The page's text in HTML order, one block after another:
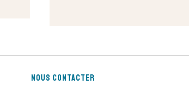
Nous contacter